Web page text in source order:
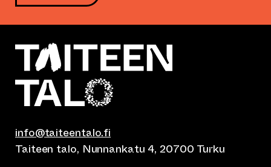
info@taiteentalo.fi
Taiteen talo, Nunnankatu 4, 20700 Turku